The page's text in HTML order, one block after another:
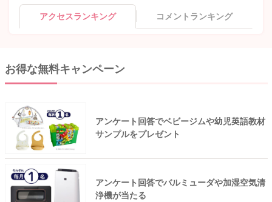
アクセスランキング コメントランキング
お得な無料キャンペーン
アンケート回答でベビージムや幼児英語教材
サンプルをプレゼント
アンケート回答でバルミューダや加湿空気清
浄機が当たる